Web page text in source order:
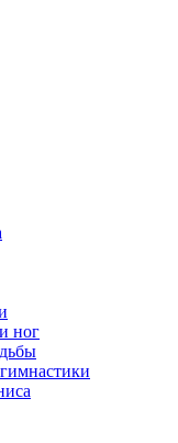
ног